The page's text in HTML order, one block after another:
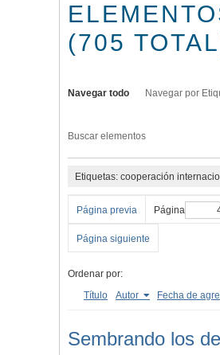
(705
Navegar todo Navegar por
Buscar elementos
Etiquetas: cooperación
Página previa Página
Página siguiente
Ordenar por:
Título
Autor Fecha de
Sembrando los